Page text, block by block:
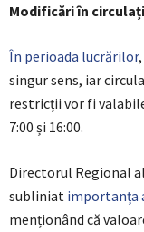
Modificări în
În perioada lucrărilor
singur sens, iar
restricții vor fi
7:00 și 16:00.
Directorul Regional
subliniat importanța
menționând că